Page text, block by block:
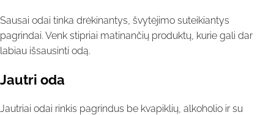
Sausai odai tinka drėkinantys, švytėjimo suteikiantys
pagrindai. Venk stipriai matinančių produktų, kurie gali dar
labiau išsausinti odą.
Jautri oda
Jautriai odai rinkis pagrindus be kvapiklių, alkoholio ir su